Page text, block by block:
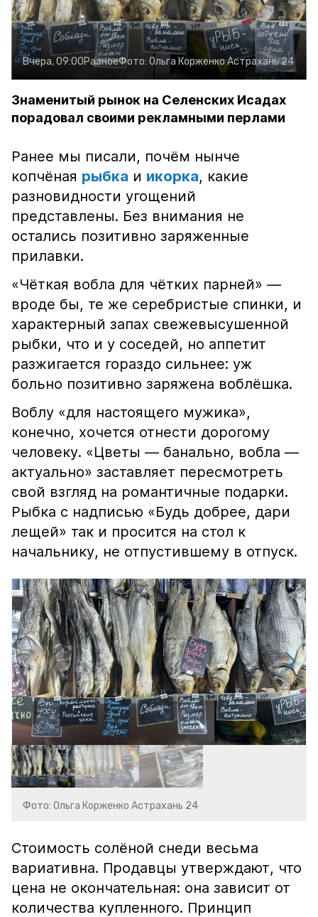
Вчера, 09:00РазноеФото: Ольга КорженкоАстрахань 24
Знаменитый рынок на Селенских Исадах
порадовал своими рекламными перлами
Ранее мы писали, почём нынче
копчёная рыбка и икорка, какие
разновидности угощений
представлены. Без внимания не
остались позитивно заряженные
прилавки.
«Чёткая вобла для чётких парней» —
вроде бы, те же серебристые спинки, и
характерный запах свежевысушенной
рыбки, что и у соседей, но аппетит
разжигается гораздо сильнее: уж
больно позитивно заряжена воблёшка.
Воблу «для настоящего мужика»,
конечно, хочется отнести дорогому
человеку. «Цветы — банально, вобла —
актуально» заставляет пересмотреть
свой взгляд на романтичные подарки.
Рыбка с надписью «Будь добрее, дари
лещей» так и просится на стол к
начальнику, не отпустившему в отпуск.
Фото: Ольга Корженко Астрахань 24
Стоимость солёной снеди весьма
вариативна. Продавцы утверждают, что
цена не окончательная: она зависит от
количества купленного. Принцип